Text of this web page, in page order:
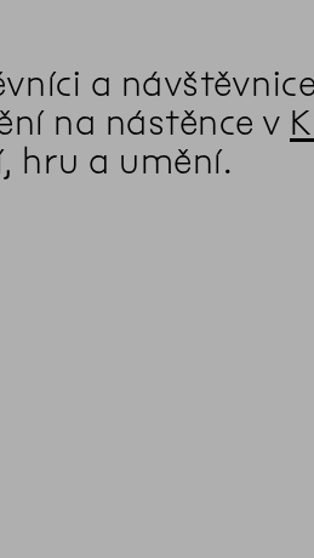
a
na nástěnce v
hru a umění.